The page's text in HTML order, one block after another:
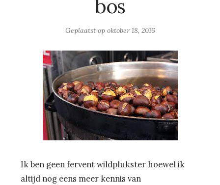
bos
Geplaatst op oktober 18, 2016
Ik ben geen fervent wildplukster hoewel ik
altijd nog eens meer kennis van